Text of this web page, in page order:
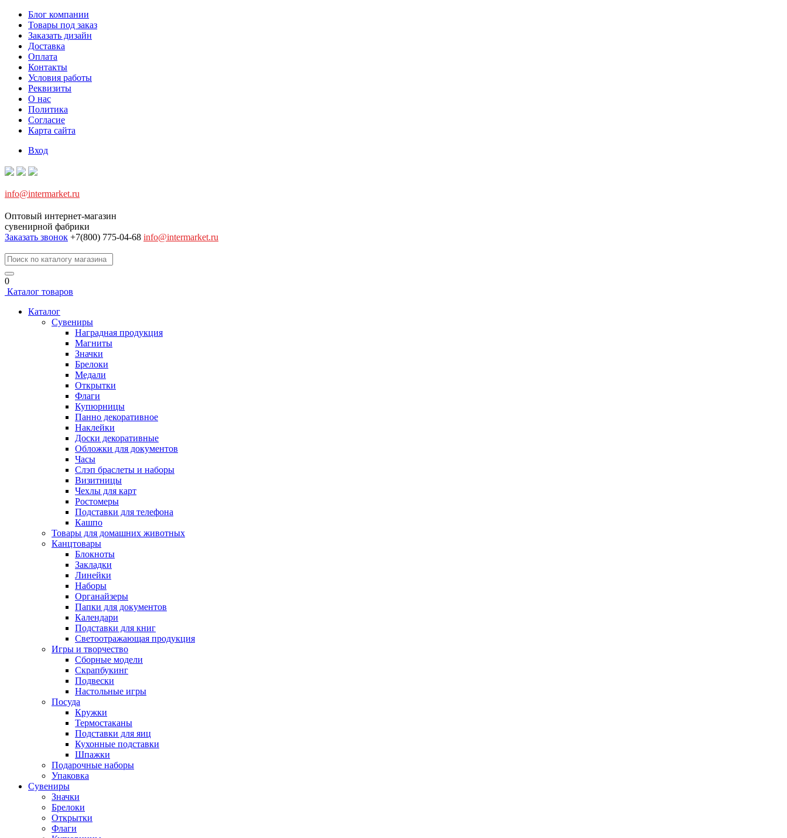
Блог компании
Товары под заказ
Заказать дизайн
Доставка
Оплата
Контакты
Условия работы
Реквизиты
О нас
Политика
Согласие
Карта сайта
Вход
info@intermarket.ru
Оптовый интернет-магазин
сувенирной фабрики
Заказать звонок +7(800) 775-04-68 info@intermarket.ru
0
Каталог товаров
Каталог
Сувениры
Наградная продукция
Магниты
Значки
Брелоки
Медали
Открытки
Флаги
Купюрницы
Панно декоративное
Наклейки
Доски декоративные
Обложки для документов
Часы
Слэп браслеты и наборы
Визитницы
Чехлы для карт
Ростомеры
Подставки для телефона
Кашпо
Товары для домашних животных
Канцтовары
Блокноты
Закладки
Линейки
Наборы
Органайзеры
Папки для документов
Календари
Подставки для книг
Светоотражающая продукция
Игры и творчество
Сборные модели
Скрапбукинг
Подвески
Настольные игры
Посуда
Кружки
Термостаканы
Подставки для яиц
Кухонные подставки
Шпажки
Подарочные наборы
Упаковка
Сувениры
Значки
Брелоки
Открытки
Флаги